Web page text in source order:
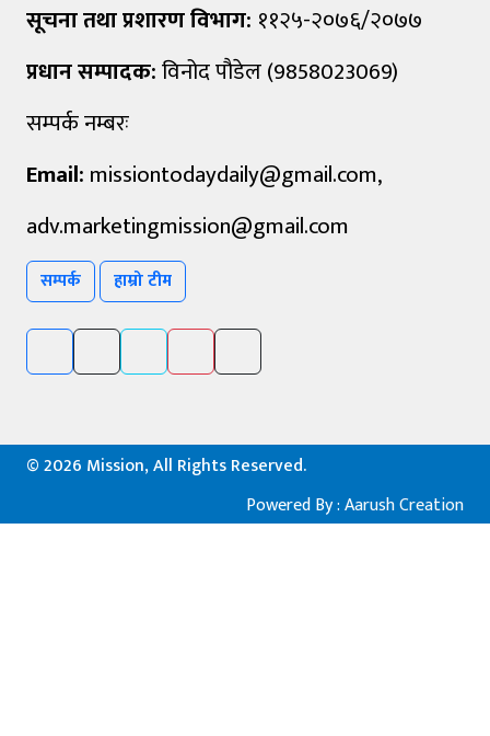
सूचना तथा प्रशारण विभाग: ११२५-२०७६/२०७७
प्रधान सम्पादक:विनोद पौडेल (9858023069)
सम्पर्क नम्बरः
Email: missiontodaydaily@gmail.com,
adv.marketingmission@gmail.com
सम्पर्क हाम्रो टीम
©2026 Mission, All Rights Reserved.
Powered By :Aarush Creation